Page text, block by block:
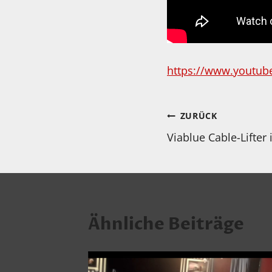
https://
ZURÜCK
Viablue Cable-Lifter
Ähnliche Beiträge